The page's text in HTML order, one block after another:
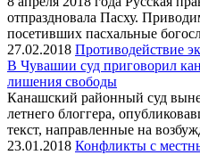
отпраздновала Пасху.
посетивших пасхальные
27.02.2018 Противодействие
В Чувашии суд приговорил
лишения свободы
Канашский районный суд
летнего блоггера,
текст, направленные на
23.01.2018 Конфликты с